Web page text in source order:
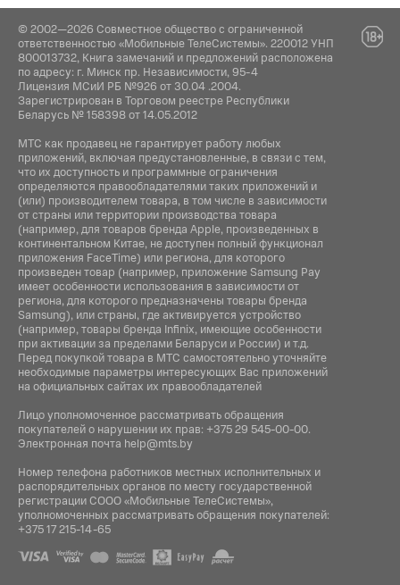
2.4 ГГц
© 2002—2026 Совместное общество с ограниченной
ответственностью «Мобильные ТелеСистемы». 220012 УНП
800013732, Книга замечаний и предложений расположена
по адресу: г. Минск пр. Независимости, 95-4
Лицензия МСиИ РБ №926 от 30.04 .2004.
Зарегистрирован в Торговом реестре Республики
Беларусь № 158398 от 14.05.2012
МТС как продавец не гарантирует работу любых
приложений, включая предустановленные, в связи с тем,
что их доступность и программные ограничения
определяются правообладателями таких приложений и
(или) производителем товара, в том числе в зависимости
от страны или территории производства товара
(например, для товаров бренда Apple, произведенных в
континентальном Китае, не доступен полный функционал
приложения FaceTime) или региона, для которого
произведен товар (например, приложение Samsung Pay
имеет особенности использования в зависимости от
региона, для которого предназначены товары бренда
Samsung), или страны, где активируется устройство
(например, товары бренда Infiniх, имеющие особенности
при активации за пределами Беларуси и России) и т.д.
Перед покупкой товара в МТС самостоятельно уточняйте
необходимые параметры интересующих Вас приложений
на официальных сайтах их правообладателей
Лицо уполномоченное рассматривать обращения
покупателей о нарушении их прав: +375 29 545-00-00.
Электронная почта help@mts.by
Номер телефона работников местных исполнительных и
распорядительных органов по месту государственной
регистрации СООО «Мобильные ТелеСистемы»,
уполномоченных рассматривать обращения покупателей:
+375 17 215-14-65